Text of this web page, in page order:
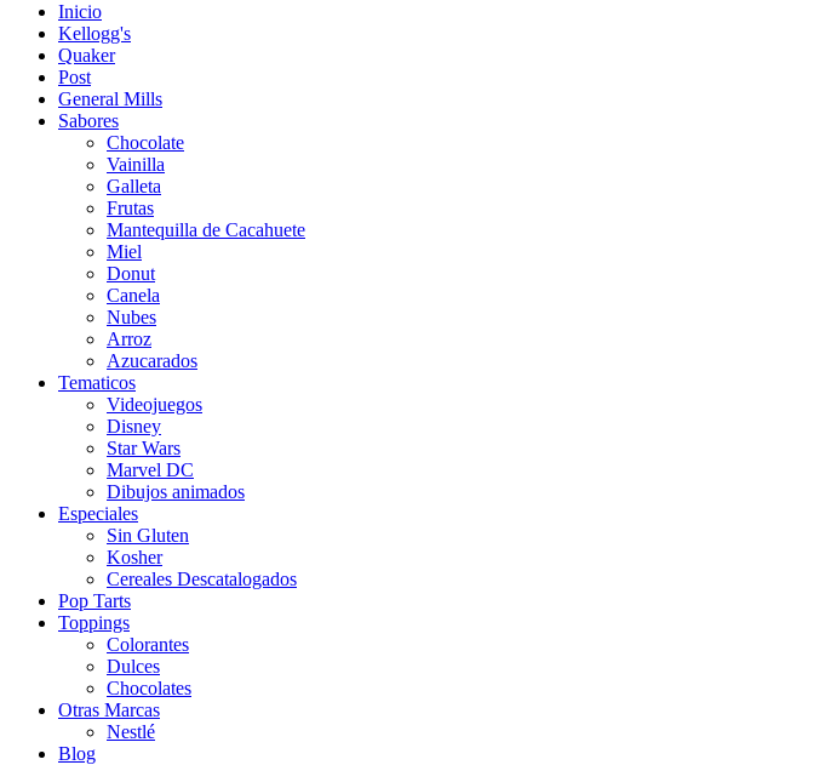
Inicio
Kellogg's
Quaker
Post
General Mills
Sabores
Chocolate
Vainilla
Galleta
Frutas
Mantequilla de Cacahuete
Miel
Donut
Canela
Nubes
Arroz
Azucarados
Tematicos
Videojuegos
Disney
Star Wars
Marvel DC
Dibujos animados
Especiales
Sin Gluten
Kosher
Cereales Descatalogados
Pop Tarts
Toppings
Colorantes
Dulces
Chocolates
Otras Marcas
Nestlé
Blog